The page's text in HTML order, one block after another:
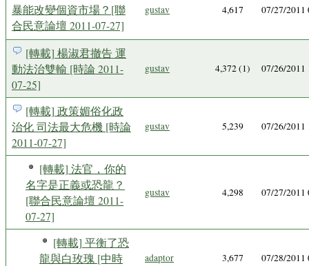
暴能改變個資市場？[聯
合民意論壇 2011-07-27]
gustav 4,617 07/27/
[轉載] 楊淑君撤告 運
動法治雙輸 [時論 2011-
07-25]
gustav 4,372 (1) 07/26/
[轉載] 政策媚俗化政
治化 司法最大危機 [時論
2011-07-27]
gustav 5,239 07/26/
[轉載] 法官，你的
名字是正義或恐龍？
[聯合民意論壇 2011-
07-27]
gustav 4,298 07/27/
[轉載] 平衡了恐
龍與白玫瑰 [中時
adaptor 3,677 07/28/2011